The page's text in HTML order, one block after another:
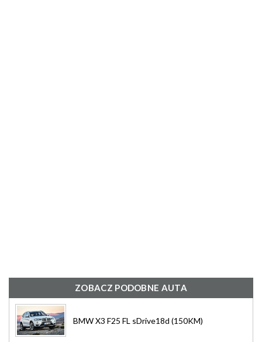
ZOBACZ PODOBNE AUTA
BMW X3 F25 FL sDrive18d (150KM)